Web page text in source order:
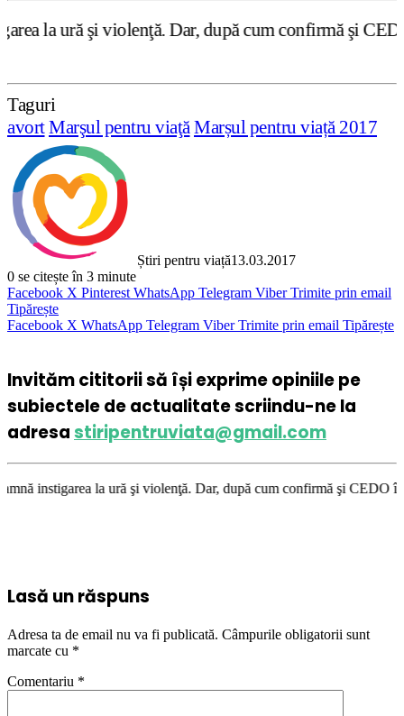
Dar, după cum confirmă şi CEDO în cazul
Taguri
avortMarşul pentru viaţăMarșul pentru viață 2017
Știri pentru viață13.03.2017
0 se citește în 3 minute
Facebook X Pinterest WhatsApp Telegram Viber Trimite prin email
Tipărește
Facebook X WhatsApp Telegram Viber Trimite prin email Tipărește
Invităm cititorii să își exprime opiniile pe
subiectele de actualitate scriindu-ne la
adresastiripentruviata@gmail.com
la ură şi violenţă. Dar, după cum confirmă şi CEDO în cazul
Lasă un răspuns
Adresa ta de email nu va fi publicată. Câmpurile obligatorii sunt
marcate cu *
Comentariu *